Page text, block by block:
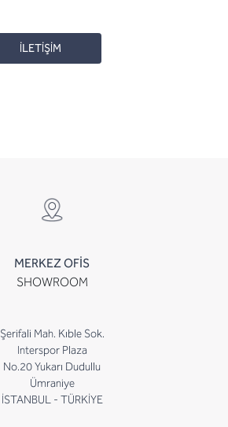
İLETİŞİM
MERKEZ OFİS
SHOWROOM
Şerifali Mah. Kıble Sok.
Interspor Plaza
No.20 Yukarı Dudullu
Ümraniye
İSTANBUL - TÜRKİYE